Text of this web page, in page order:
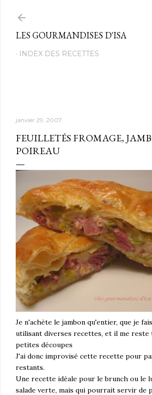
LES GOURMANDISES D'ISA
INDEX DES RECETTES
janvier 29, 2007
FEUILLETÉS FROMAGE,
POIREAU
Je n'achète le jambon qu'entier, que je
utilisant diverses recettes, et il me reste
petites découpes
J'ai donc improvisé cette recette pour
restants.
Une recette idéale pour le brunch ou le
salade verte, mais qui pourrait servir de